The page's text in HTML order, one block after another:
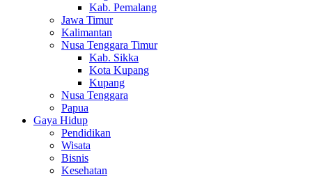
Kab. Pemalang
Jawa Timur
Kalimantan
Nusa Tenggara Timur
Kab. Sikka
Kota Kupang
Kupang
Nusa Tenggara
Papua
Gaya Hidup
Pendidikan
Wisata
Bisnis
Kesehatan